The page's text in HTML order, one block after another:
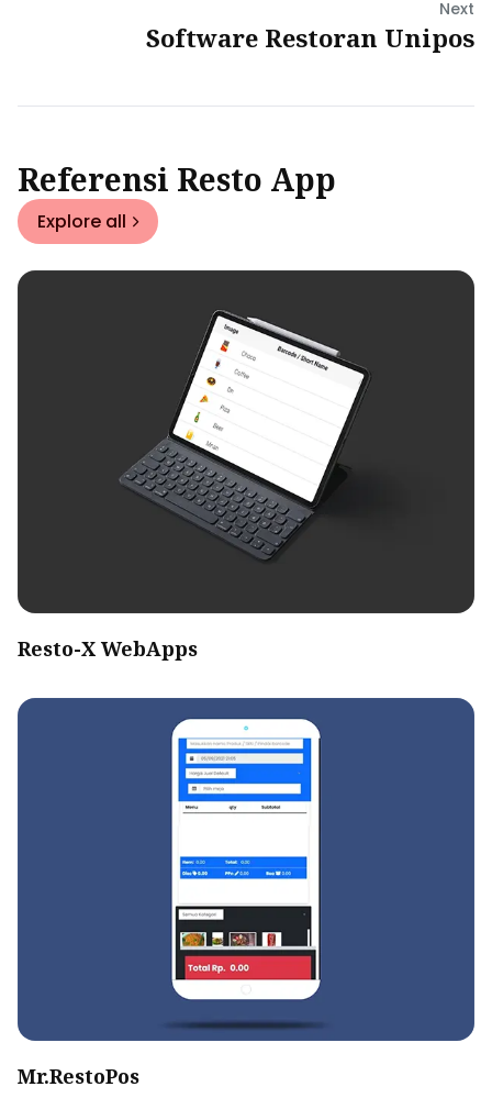
Next
Software Restoran Unipos
Referensi Resto App
Explore all
Resto-X WebApps
Mr.RestoPos